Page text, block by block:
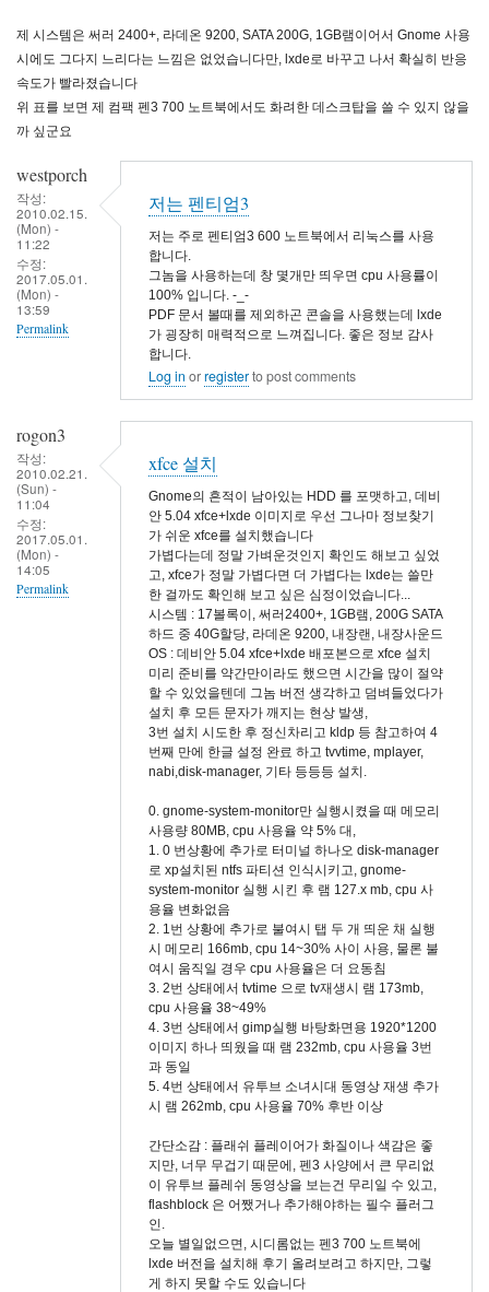
제 시스템은 써러 2400+, 라데온 9200, SATA 200G, 1GB램이어서 Gnome 사용
시에도 그다지 느리다는 느낌은 없었습니다만, lxde로 바꾸고 나서 확실히 반응
속도가 빨라졌습니다
위 표를 보면 제 컴팩 펜3 700 노트북에서도 화려한 데스크탑을 쓸 수 있지 않을
까 싶군요
westporch
작성:
2010.02.15.
(Mon) -
11:22
수정:
2017.05.01.
(Mon) -
13:59
Permalink
저는 펜티엄3
저는 주로 펜티엄3 600 노트북에서 리눅스를 사용
합니다.
그놈을 사용하는데 창 몇개만 띄우면 cpu 사용률이
100% 입니다. -_-
PDF 문서 볼때를 제외하곤 콘솔을 사용했는데 lxde
가 굉장히 매력적으로 느껴집니다. 좋은 정보 감사
합니다.
Log in orregisterto post comments
rogon3
작성:
2010.02.21.
(Sun) -
11:04
수정:
2017.05.01.
(Mon) -
14:05
Permalink
xfce 설치
Gnome의 흔적이 남아있는 HDD 를 포맷하고, 데비
안 5.04 xfce+lxde 이미지로 우선 그나마 정보찾기
가 쉬운 xfce를 설치했습니다
가볍다는데 정말 가벼운것인지 확인도 해보고 싶었
고, xfce가 정말 가볍다면 더 가볍다는 lxde는 쓸만
한 걸까도 확인해 보고 싶은 심정이었습니다...
시스템 : 17볼록이, 써러2400+, 1GB램, 200G SATA
하드 중 40G할당, 라데온 9200, 내장랜, 내장사운드
OS : 데비안 5.04 xfce+lxde 배포본으로 xfce 설치
미리 준비를 약간만이라도 했으면 시간을 많이 절약
할 수 있었을텐데 그놈 버전 생각하고 덤벼들었다가
설치 후 모든 문자가 깨지는 현상 발생,
3번 설치 시도한 후 정신차리고 kldp 등 참고하여 4
번째 만에 한글 설정 완료 하고 tvvtime, mplayer,
nabi,disk-manager, 기타 등등등 설치.
0. gnome-system-monitor만 실행시켰을 때 메모리
사용량 80MB, cpu 사용율 약 5% 대,
1. 0 번상황에 추가로 터미널 하나오 disk-manager
로 xp설치된 ntfs 파티션 인식시키고, gnome-
system-monitor 실행 시킨 후 램 127.x mb, cpu 사
용율 변화없음
2. 1번 상황에 추가로 불여시 탭 두 개 띄운 채 실행
시 메모리 166mb, cpu 14~30% 사이 사용, 물론 불
여시 움직일 경우 cpu 사용율은 더 요동침
3. 2번 상태에서 tvtime 으로 tv재생시 램 173mb,
cpu 사용율 38~49%
4. 3번 상태에서 gimp실행 바탕화면용 1920*1200
이미지 하나 띄웠을 때 램 232mb, cpu 사용율 3번
과 동일
5. 4번 상태에서 유투브 소녀시대 동영상 재생 추가
시 램 262mb, cpu 사용율 70% 후반 이상
간단소감 : 플래쉬 플레이어가 화질이나 색감은 좋
지만, 너무 무겁기 때문에, 펜3 사양에서 큰 무리없
이 유투브 플레쉬 동영상을 보는건 무리일 수 있고,
flashblock 은 어쨌거나 추가해야하는 필수 플러그
인.
오늘 별일없으면, 시디롬없는 펜3 700 노트북에
lxde 버전을 설치해 후기 올려보려고 하지만, 그렇
게 하지 못할 수도 있습니다